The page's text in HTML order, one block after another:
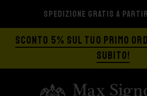
SPEDIZIONE GRATIS A
SCONTO 5% SUL TUO PRIMO
SUBITO!